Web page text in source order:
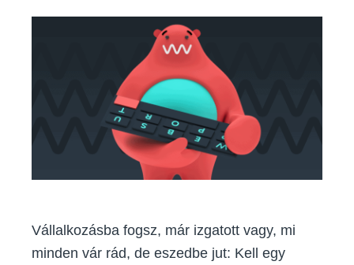
4
Vállalkozásba fogsz, már izgatott vagy, mi
minden vár rád, de eszedbe jut: Kell egy